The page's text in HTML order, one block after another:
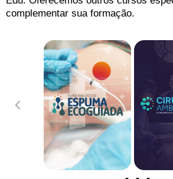
complementar sua formação.